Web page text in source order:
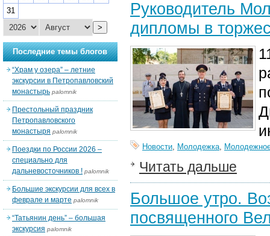
Руководитель
дипломы в
Новости, Молодежка,
Читать дальше
Большое утро.
посвященного
31
>
Последние темы блогов
“Храм у озера” – летние
экскурсии в Петропавловский
монастырь palomnik
Престольный праздник
Петропавловского
монастыря palomnik
Поездки по России 2026 –
специально для
дальневосточников ! palomnik
Большие экскурсии для всех в
феврале и марте palomnik
“Татьянин день” – большая
экскурсия palomnik